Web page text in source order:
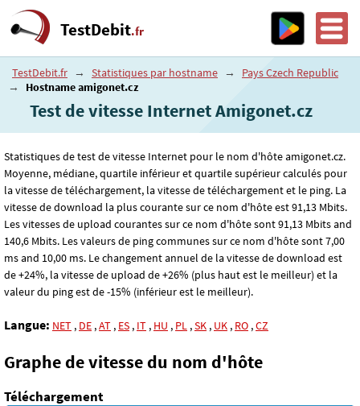
TestDebit.fr
TestDebit.fr → Statistiques par hostname →
Pays Czech Republic
→
Hostname amigonet.cz
Test de vitesse Internet Amigonet.cz
Statistiques de test de vitesse Internet pour le nom d'hôte amigonet.cz.
Moyenne, médiane, quartile inférieur et quartile supérieur calculés pour
la vitesse de téléchargement, la vitesse de téléchargement et le ping. La
vitesse de download la plus courante sur ce nom d'hôte est 91,13 Mbits.
Les vitesses de upload courantes sur ce nom d'hôte sont 91,13 Mbits and
140,6 Mbits. Les valeurs de ping communes sur ce nom d'hôte sont 7,00
ms and 10,00 ms. Le changement annuel de la vitesse de download est
de +24%, la vitesse de upload de +26% (plus haut est le meilleur) et la
valeur du ping est de -15% (inférieur est le meilleur).
Langue: NET , DE ,AT , ES , IT , HU , PL ,SK , UK , RO ,CZ
Graphe de vitesse du nom d'hôte
Téléchargement